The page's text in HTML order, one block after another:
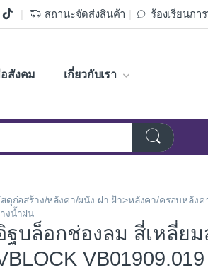
สถานะจัดส่งสินค้า ร้องเรียนกา
สังคม เกี่ยวกับเรา
ดุก่อสร้าง/หลังคา/ผนัง ฝา ฝ้า>หลังคา/ครอบหลัง
งน้ำฝน
ฐบล็อกช่องลม สี่เหลี่ย
VB01909.019